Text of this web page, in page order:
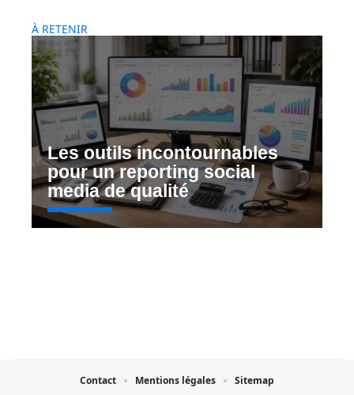
À RETENIR
Les outils incontournables
pour un reporting social
media de qualité
Contact Mentions légales Sitemap